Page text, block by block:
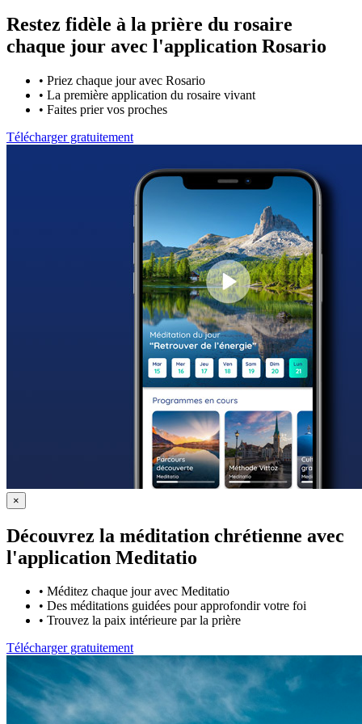
Restez fidèle à la prière du rosaire
chaque jour avec l'application Rosario
• Priez chaque jour avec Rosario
• La première application du rosaire vivant
• Faites prier vos proches
Télécharger gratuitement
×
Découvrez la méditation chrétienne avec
l'application Meditatio
• Méditez chaque jour avec Meditatio
• Des méditations guidées pour approfondir votre foi
• Trouvez la paix intérieure par la prière
Télécharger gratuitement